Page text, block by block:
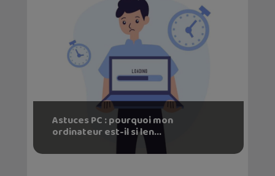
Astuces PC : pourquoi mon
ordinateur est-il si len...